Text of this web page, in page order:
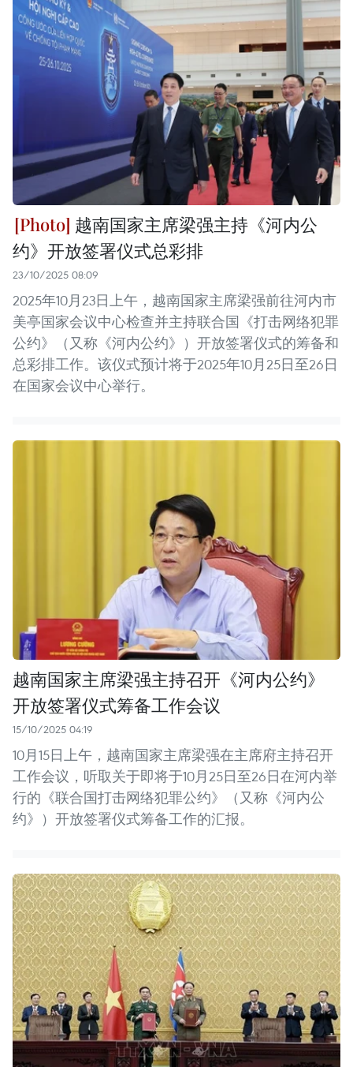
越南国家主席梁强主持《河内公
约》开放签署仪式总彩排
23/10/2025 08:09
2025年10月23日上午，越南国家主席梁强前往河内市
美亭国家会议中心检查并主持联合国《打击网络犯罪
公约》（又称《河内公约》）开放签署仪式的筹备和
总彩排工作。该仪式预计将于2025年10月25日至26日
在国家会议中心举行。
越南国家主席梁强主持召开《河内公约》
开放签署仪式筹备工作会议
15/10/2025 04:19
10月15日上午，越南国家主席梁强在主席府主持召开
工作会议，听取关于即将于10月25日至26日在河内举
行的《联合国打击网络犯罪公约》（又称《河内公
约》）开放签署仪式筹备工作的汇报。